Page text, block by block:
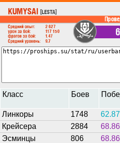
Класс Боев
Линкоры 1748 62.87
Крейсера
2884 68.86
Эсминцы
806 68.86